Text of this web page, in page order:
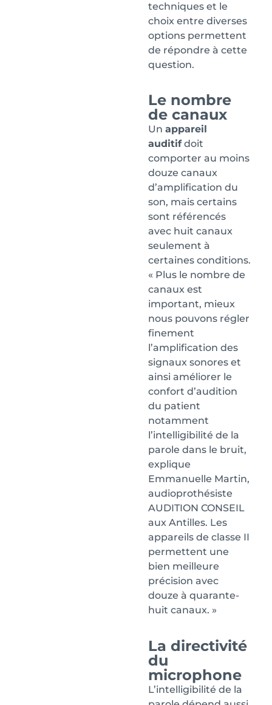
techniques et le
choix entre diverses
options permettent
de répondre à cette
question.
Le nombre
de canaux
Un appareil
auditifdoit
comporter au moins
douze canaux
d’amplification du
son, mais certains
sont référencés
avec huit canaux
seulement à
certaines conditions.
« Plus le nombre de
canaux est
important, mieux
nous pouvons régler
finement
l’amplification des
signaux sonores et
ainsi améliorer le
confort d’audition
du patient
notamment
l’intelligibilité de la
parole dans le bruit,
explique
Emmanuelle Martin,
audioprothésiste
AUDITION CONSEIL
aux Antilles. Les
appareils de classe II
permettent une
bien meilleure
précision avec
douze à quarante-
huit canaux. »
La directivité
du
microphone
L’intelligibilité de la